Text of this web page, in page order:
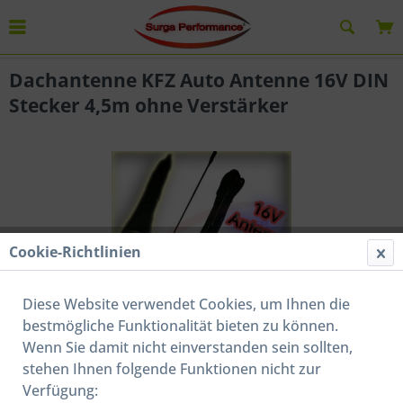
Autoantennen / Elektrische Motorantennen
Dachantenne KFZ Auto Antenne 16V DIN
Stecker 4,5m ohne Verstärker
14,00 € *
Cookie-Richtlinien
Diese Website verwendet Cookies, um Ihnen die
bestmögliche Funktionalität bieten zu können.
Wenn Sie damit nicht einverstanden sein sollten,
stehen Ihnen folgende Funktionen nicht zur
Verfügung: